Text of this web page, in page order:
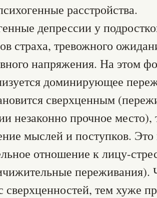
расстройства.
депрессии у
страха, тревожного
напряжения. На этом
доминирующее
сверхценным
незаконно прочное
мыслей и поступков. Это
отношение к лицу-
переживания).
сверхценностей, тем хуже